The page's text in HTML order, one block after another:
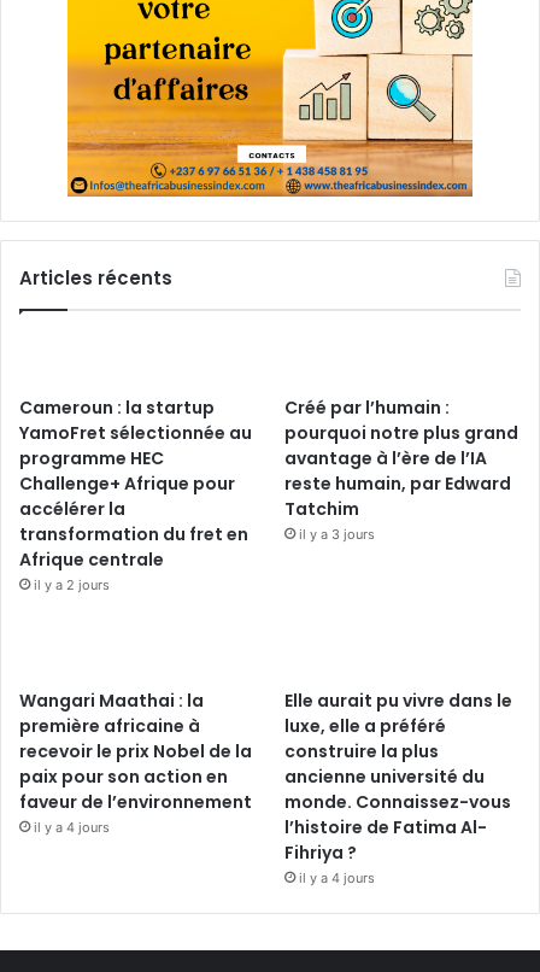
Articles récents
Cameroun : la startup
YamoFret sélectionnée au
programme HEC
Challenge+ Afrique pour
accélérer la
transformation du fret en
Afrique centrale
il y a 2 jours
Créé par l’humain :
pourquoi notre plus grand
avantage à l’ère de l’IA
reste humain, par Edward
Tatchim
il y a 3 jours
Wangari Maathai : la
première africaine à
recevoir le prix Nobel de la
paix pour son action en
faveur de l’environnement
il y a 4 jours
Elle aurait pu vivre dans le
luxe, elle a préféré
construire la plus
ancienne université du
monde. Connaissez-vous
l’histoire de Fatima Al-
Fihriya ?
il y a 4 jours